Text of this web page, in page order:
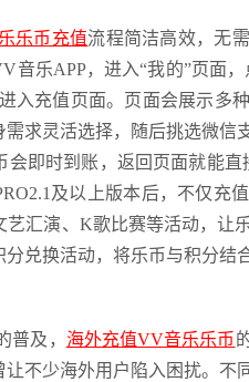
乐币充值流程简洁高效，无
音乐APP，进入“我的”页面
入充值页面。页面会展示多
求灵活选择，随后挑选微信
会即时到账，返回页面就能
及以上版本后，不仅充
艺汇演、K歌比赛等活动，让
兑换活动，将乐币与积分结
及， 海外充值VV音乐乐币
不少海外用户陷入困扰。不